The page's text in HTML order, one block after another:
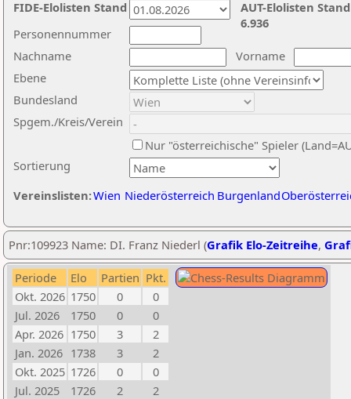
Nachname
Vorname
Ebene
Sortierung
Personennummer
Bundesland
Spgem./Kreis/Verein
Nur "österreichische" Spieler
Vereinslisten:Wien Niederösterreich Burgenland
AUT-Elolisten
6.936
FIDE-Elolisten Stand
Pnr:109923 Name: DI. Franz Niederl (Grafik Elo-Zeitreihe,
Periode Elo Partien Pkt.
Okt. 2026 1750 0
0
Jul. 2026
1750 0
0
Apr. 2026 1750 3
2
Jan. 2026 1738 3
2
Okt. 2025 1726 0
0
Jul. 2025
1726 2
2